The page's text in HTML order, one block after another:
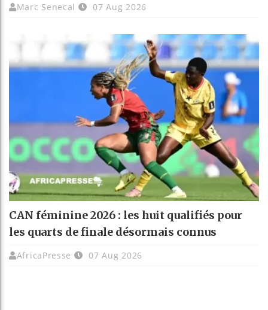
Marc Senecal 07 Aug 2026
CAN féminine 2026 : les huit qualifiés pour
les quarts de finale désormais connus
AfricaPresse 07 Aug 2026